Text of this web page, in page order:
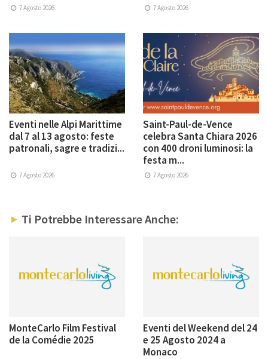
7 Agosto 2026 7 Agosto 2026
Eventi nelle Alpi Marittime
dal 7 al 13 agosto: feste
patronali, sagre e tradizi...
7 Agosto 2026
Saint-Paul-de-Vence
celebra Santa Chiara 2026
con 400 droni luminosi: la
festa m...
7 Agosto 2026
Ti Potrebbe Interessare Anche:
MonteCarlo Film Festival
de la Comédie 2025
Eventi del Weekend del 24
e 25 Agosto 2024 a
Monaco